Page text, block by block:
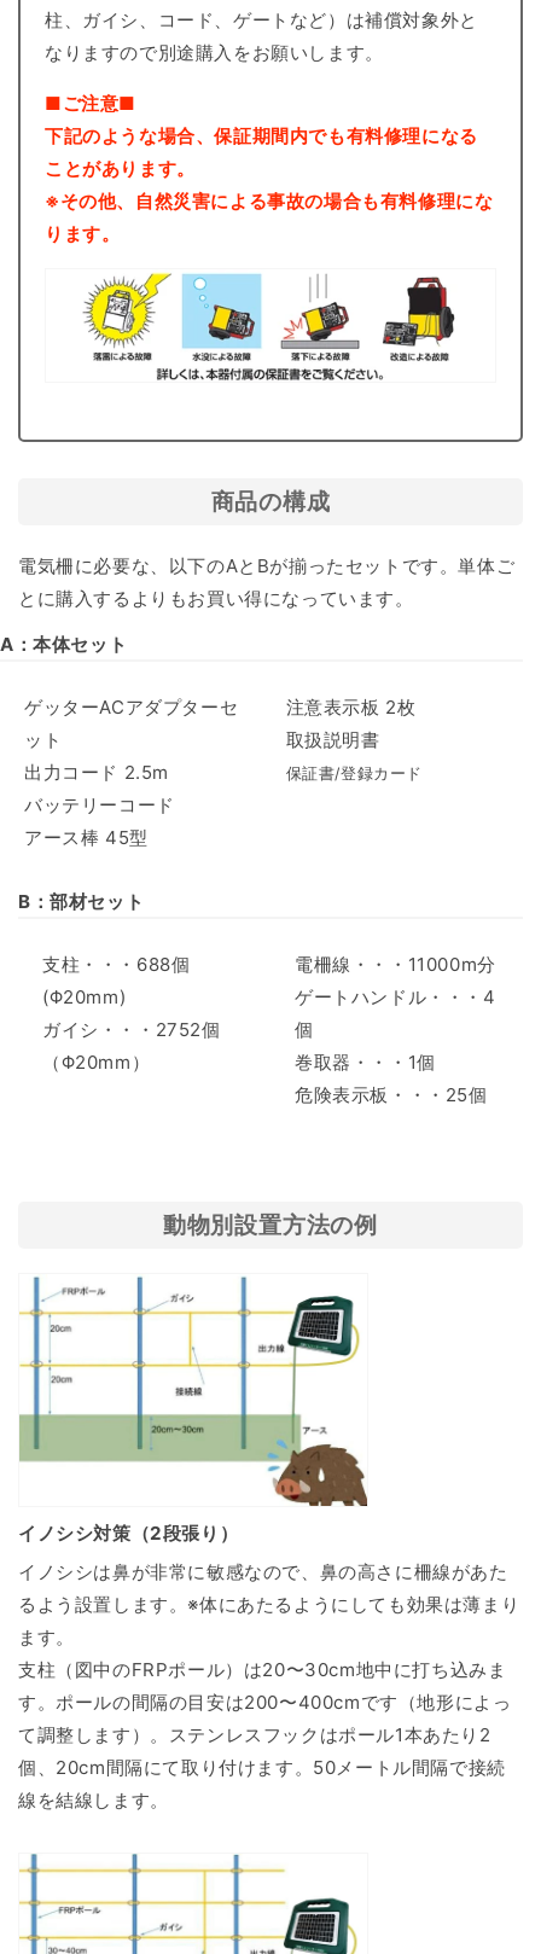
柱、ガイシ、コード、ゲートなど）は補償対象外と
なりますので別途購入をお願いします。
■ご注意■
下記のような場合、保証期間内でも有料修理になる
ことがあります。
※その他、自然災害による事故の場合も有料修理にな
ります。
商品の構成
電気柵に必要な、以下のAとBが揃ったセットです。単体ご
とに購入するよりもお買い得になっています。
A：本体セット
ゲッターACアダプターセ
ット
出力コード 2.5m
バッテリーコード
アース棒 45型
注意表示板 2枚
取扱説明書
保証書/登録カード
B：部材セット
支柱・・・688個
(Φ20mm)
ガイシ・・・2752個
（Φ20mm）
電柵線・・・11000m分
ゲートハンドル・・・4
個
巻取器・・・1個
危険表示板・・・25個
動物別設置方法の例
イノシシ対策（2段張り）
イノシシは鼻が非常に敏感なので、鼻の高さに柵線があた
るよう設置します。※体にあたるようにしても効果は薄まり
ます。
支柱（図中のFRPポール）は20〜30cm地中に打ち込みま
す。ポールの間隔の目安は200〜400cmです（地形によっ
て調整します）。ステンレスフックはポール1本あたり2
個、20cm間隔にて取り付けます。50メートル間隔で接続
線を結線します。